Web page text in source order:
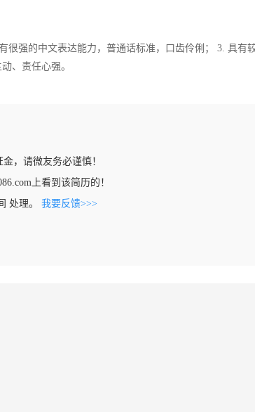
很强的中文表达能力，普通话标准，口齿伶俐； 3. 具有
、责任心强。
，请微友务必谨慎！
上看到该简历的！
处理。 我要反馈>>>